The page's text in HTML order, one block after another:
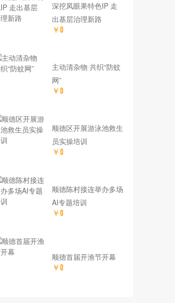
深挖凤眼果特色IP 走
出基层治理新路
￥0
主动清杂物 共织“防蚊
网”
￥0
顺德区开展游泳池救生
员实操培训
￥0
顺德陈村接连举办多场
AI专题培训
￥0
顺德首届开渔节开幕
￥0